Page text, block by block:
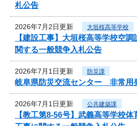
札公告
2026年7月2日更新 大垣桜高等学校
【建設工事】大垣桜高等学校空
関する一般競争入札公告
2026年7月1日更新 防災課
岐阜県防災交流センター 非常用
2026年7月1日更新 公共建築課
【教工第8-56号】武義高等学校